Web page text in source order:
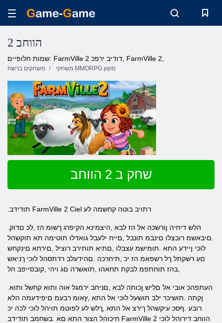
2 הווחב
שמות חלופיים: FarmVille 2 דודיב ירפכ, FarmVille 2,
משחקים ברשת משחקי MMORPG מקוון
שחק ב 2 הווחב
.תודידב FarmVille 2 Ciel רתויב בוטה קחשמה לע
.םיבאשמ רובצלו םינבמ תונבל ,םייח ילעבל גואדלו תוטימה תא תוקשהל
לוכי ןיידע התא .תומישמ עצבלו ,םתיא תותירב רוציל ,םירחא םינקחש
םע רשקתל ךל רשפאמ הז יכ ,תיחרכה .םהידעלב רדתסהל לוכי ךניאש
,בהז תוחתפמ לבקת תחאהו ,תואשרה םג ויהי ,קובסייפב הל
ןקתה .תושיכר ילב תושעל לוכי אל התא ,ץאומ רבעמ םיפידעמה הלא
רובע .ףסכ עיקשהל ךירצ אל התא ,ךלש לע לפוטמ תויהל לוכי לכה יכ
חיכוהל הצור התא םא .בשחמב תודידב FarmVille 2 הווחב דירוהל לוכי